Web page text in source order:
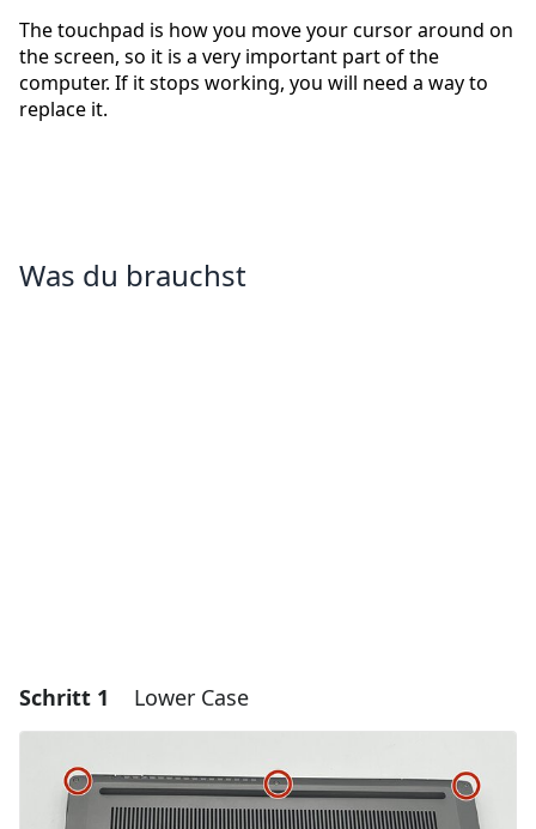
The touchpad is how you move your cursor around on
the screen, so it is a very important part of the
computer. If it stops working, you will need a way to
replace it.
Was du brauchst
Schritt 1 Lower Case